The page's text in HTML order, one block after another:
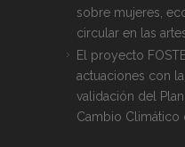
sobre mujeres,
circular en las
El proyecto
actuaciones con
validación del
Cambio Climático